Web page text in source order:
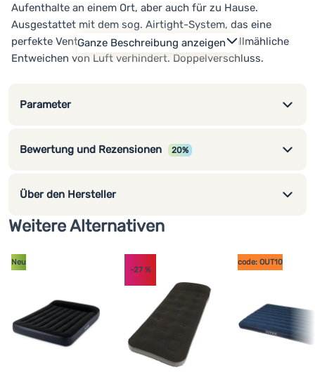
Aufenthalte an einem Ort, aber auch für zu Hause.
Ausgestattet mit dem sog. Airtight-System, das eine
perfekte Ventildichtigkeit garantiert und das allmähliche
Entweichen von Luft verhindert. Doppelverschluss.
Ganze Beschreibung anzeigen
Parameter
Bewertung und Rezensionen 20%
Über den Hersteller
Weitere Alternativen
Neu
-27%
code: OUT10